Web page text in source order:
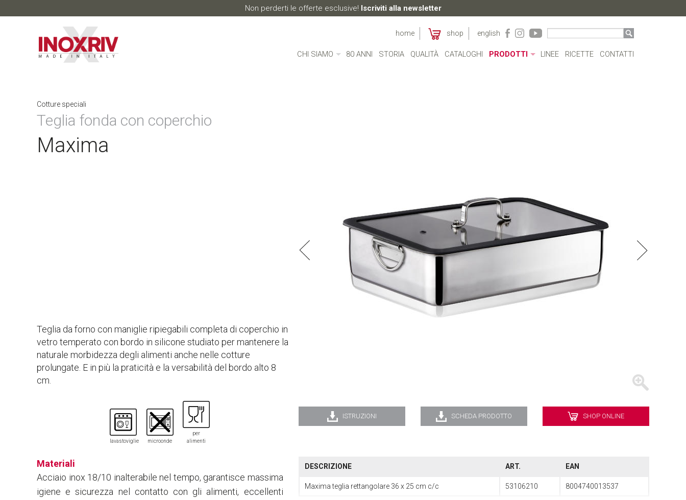
Non perderti le offerte esclusive! Iscriviti alla newsletter
home shop english
CHI SIAMO 80 ANNI STORIA QUALITÀ CATALOGHI PRODOTTI
CAFFETTERIA
UTENSILI
COMPLEMENTI TAVOLA
BATTERIE
VASSOI
LINEE RICETTE CONTATTI
Cotture speciali
Teglia fonda con coperchio
Maxima
Teglia da forno con maniglie ripiegabili completa di coperchio in
vetro temperato con bordo in silicone studiato per mantenere la
naturale morbidezza degli alimenti anche nelle cotture
prolungate. E in più la praticità e la versabilità del bordo alto 8
cm.
lavastoviglie microonde
per
alimenti
ISTRUZIONI SCHEDA PRODOTTO SHOP ONLINE
DESCRIZIONE ART. EAN
Maxima teglia rettangolare 36 x 25 cm c/c 53106210 8004740013537
Materiali
Acciaio inox 18/10 inalterabile nel tempo, garantisce massima
igiene e sicurezza nel contatto con gli alimenti, eccellenti